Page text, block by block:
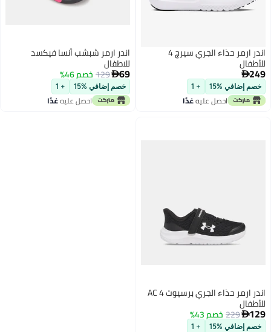
2
اندر ارمر حذاء الجري سيرج 4
للأطفال
249
خصم إضافي %15 + 1
احصل عليهغدًا
اندر ارمر شبشب أنسا فيكسد
للاطفال
69
129 خصم 46%
خصم إضافي %15 + 1
احصل عليهغدًا
اندر ارمر حذاء الجري برسيوت 4 AC
للأطفال
129
229 خصم 43%
خصم إضافي %15 + 1